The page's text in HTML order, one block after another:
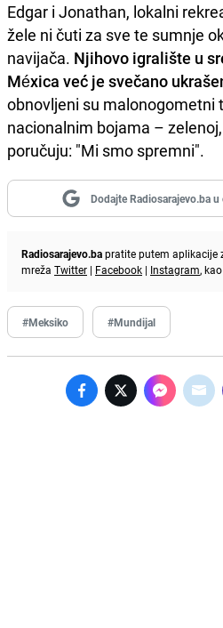
Edgar i Jonathan, lokalni
žele ni čuti za sve te sumnje
navijača. Njihovo igralište u
Méxica već je svečano
obnovljeni su malonogometni
nacionalnim bojama –
poručuju: "Mi smo spremni".
Dodajte Radiosarajevo.ba
Radiosarajevo.bapratite putem aplikacije
mreža Twitter | Facebook | Instagram,
#Meksiko #Mundijal